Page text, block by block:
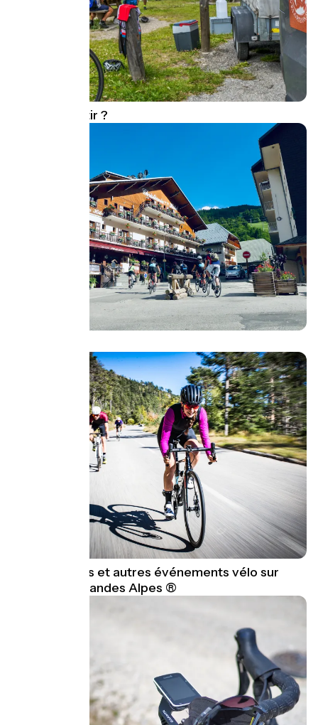
Avec qui partir ?
Cols réservés et autres événements vélo sur
Route des Grandes Alpes ®